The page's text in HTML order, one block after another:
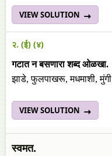
VIEW SOLUTION
२. (ई) (४)
गटात न बसणारा शब्द ओळखा.
झाडे, फुलपाखरू, मधमाशी, मुंगी
VIEW SOLUTION
स्वमत.